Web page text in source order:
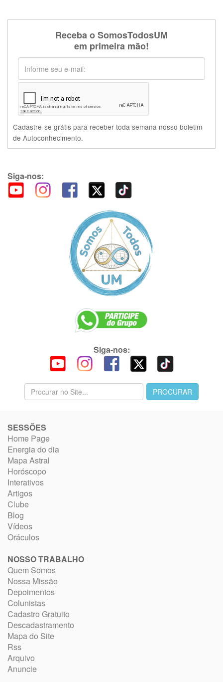
Receba o SomosTodosUM
em primeira mão!
Cadastre-se grátis para receber toda semana nosso boletim
de Autoconhecimento.
Siga-nos:
Siga-nos:
SESSÕES
Home Page
Energia do dia
Mapa Astral
Horóscopo
Interativos
Artigos
Clube
Blog
Vídeos
Oráculos
NOSSO TRABALHO
Quem Somos
Nossa Missão
Depoimentos
Colunistas
Cadastro Gratuito
Descadastramento
Mapa do Site
Rss
Arquivo
Anuncie